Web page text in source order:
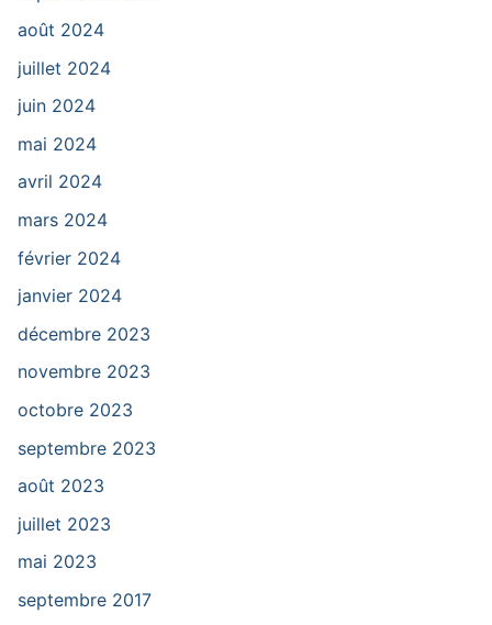
août 2024
juillet 2024
juin 2024
mai 2024
avril 2024
mars 2024
février 2024
janvier 2024
décembre 2023
novembre 2023
octobre 2023
septembre 2023
août 2023
juillet 2023
mai 2023
septembre 2017